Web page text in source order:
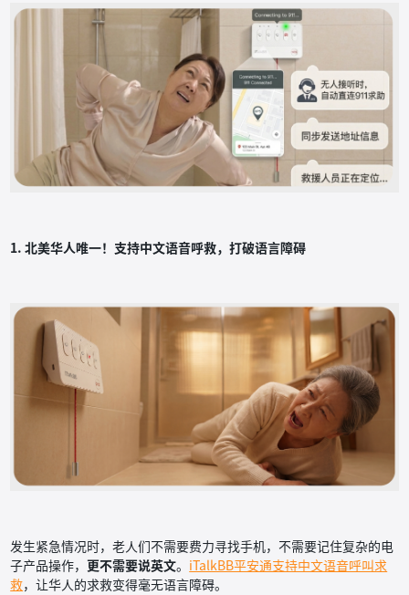
1. 北美华人唯一！支持中文语音呼救，打破语言障碍
发生紧急情况时，老人们不需要费力寻找手机，不需要记住复杂的电
子产品操作，更不需要说英文。 iTalkBB平安通支持中文语音呼叫求
救，让华人的求救变得毫无语言障碍。